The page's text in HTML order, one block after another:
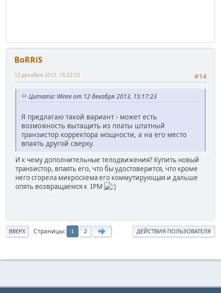
BoRRiS
#14
12 декабря 2013, 15:22:23
Цитата: Winni от 12 декабря 2013, 15:17:23
Я предлагаю такой вариант - может есть
возможность вытащить из платы штатный
транзистор корректора мощности, а на его место
впаять другой сверху.
И к чему дополнительные телодвижения? Купить новый
транзистор, впаять его, что бы удостоверится, что кроме
него сгорела микросхема его коммутирующая и дальше
опять возвращаемся к IPM
ВВЕРХ Страницы 1 2 ДЕЙСТВИЯ ПОЛЬЗОВАТЕЛЯ